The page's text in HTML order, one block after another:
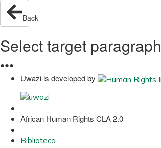
Back
Select target paragraph
●●●
Uwazi is developed by
African Human Rights CLA 2.0
Biblioteca